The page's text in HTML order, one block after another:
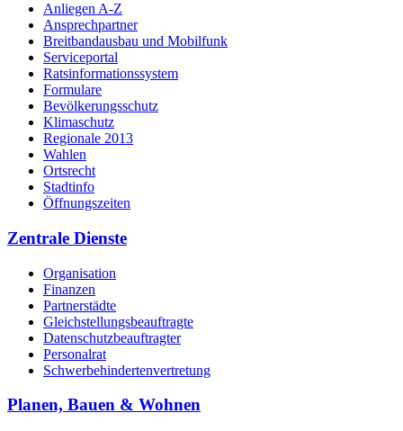
Anliegen A-Z
Ansprechpartner
Breitbandausbau und Mobilfunk
Serviceportal
Ratsinformationssystem
Formulare
Bevölkerungsschutz
Klimaschutz
Regionale 2013
Wahlen
Ortsrecht
Stadtinfo
Öffnungszeiten
Zentrale Dienste
Organisation
Finanzen
Partnerstädte
Gleichstellungsbeauftragte
Datenschutzbeauftragter
Personalrat
Schwerbehinderten­vertretung
Planen, Bauen & Wohnen